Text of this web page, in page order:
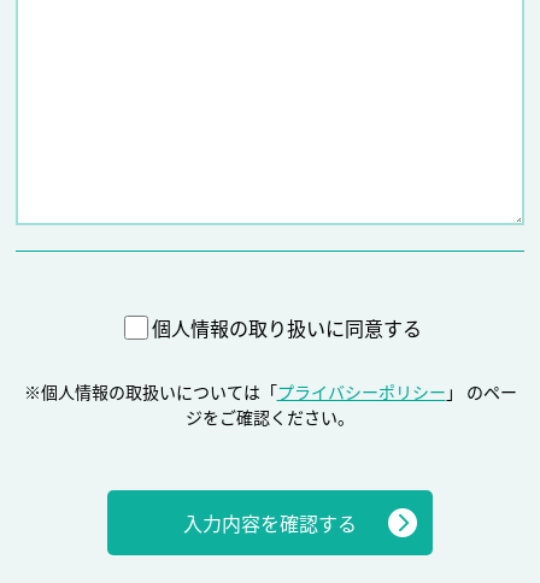
個人情報の取り扱いに同意する
※個人情報の取扱いについては「プライバシーポリシー 」 のペー
ジをご確認ください。